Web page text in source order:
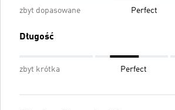
zbyt dopasowane Perfect
Długość
zbyt krótka Perfect